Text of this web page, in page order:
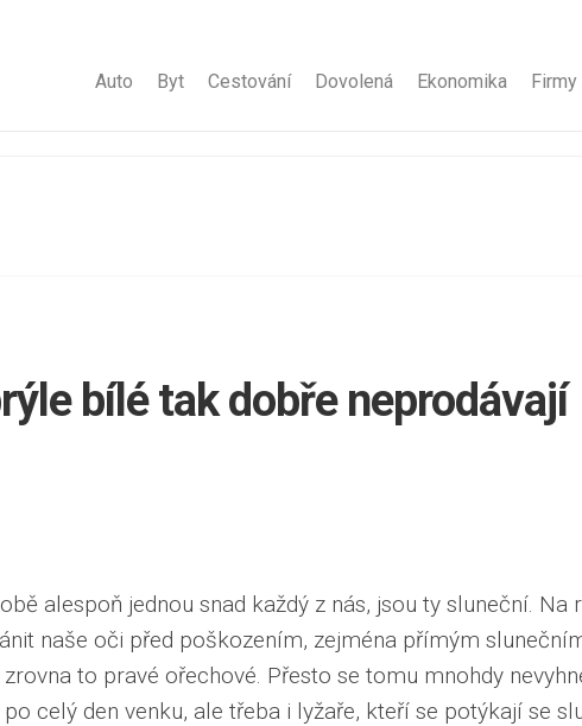
Auto Byt Cestování Dovolená Ekonomika Firmy
bílé tak dobře neprodávají
alespoň jednou snad každý z nás, jsou ty sluneční.
naše oči před poškozením, zejména přímým
to pravé ořechové. Přesto se tomu mnohdy
celý den venku, ale třeba i lyžaře, kteří se potýkají se